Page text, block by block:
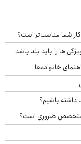
شما مناسب‌تر است؟
ها را باید بلد باشد
باشیم؟
متخصص ضروری است؟